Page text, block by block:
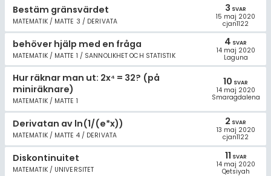
Bestäm gränsvärdet
MATEMATIK / MATTE 3 / DERIVATA
3 SVAR
15 maj 2020
cjan1122
behöver hjälp med en fråga
MATEMATIK / MATTE 1 / SANNOLIKHET OCH STATISTIK
4 SVAR
14 maj 2020
Laguna
Hur räknar man ut: 2x⁴ = 32? (på
miniräknare)
MATEMATIK / MATTE 1
10 SVAR
14 maj 2020
Smaragdalena
Derivatan av ln(1/(e*x))
MATEMATIK / MATTE 4 / DERIVATA
2 SVAR
13 maj 2020
cjan1122
Diskontinuitet
MATEMATIK / UNIVERSITET
11 SVAR
14 maj 2020
Qetsiyah